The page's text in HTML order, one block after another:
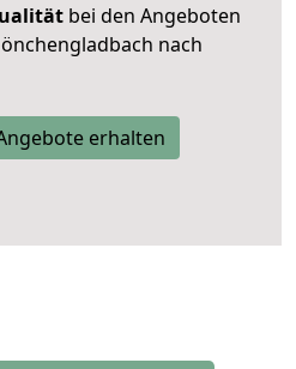
bei den Angeboten
nach
erhalten